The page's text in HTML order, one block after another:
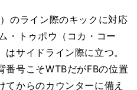
のライン際のキックに対応
・トゥポウ（コカ・コー
サイドライン際に立つ。
番号こそWTBだがFBの位置
からのカウンターに備え